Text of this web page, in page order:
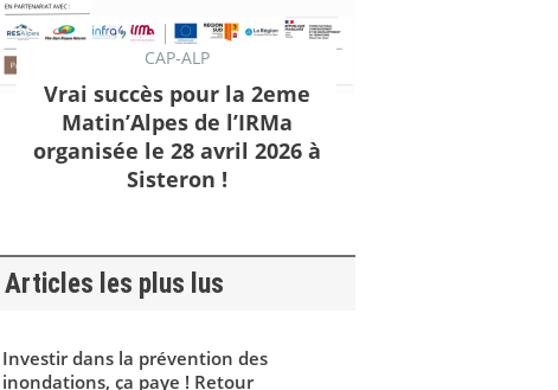
CAP-ALP
Vrai succès pour la 2eme
Matin’Alpes de l’IRMa
organisée le 28 avril 2026 à
Sisteron !
Articles les plus lus
Investir dans la prévention des
inondations, ça paye ! Retour